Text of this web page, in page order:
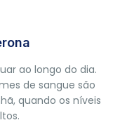
ao longo do dia.
de sangue são
quando os níveis